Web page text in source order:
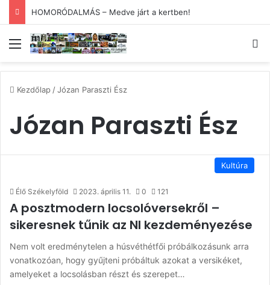
HOMORÓDALMÁS – Medve járt a kertben!
Menü
Kezdőlap/Józan Paraszti Ész
Józan Paraszti Ész
Kultúra
Élő Székelyföld 2023. április 11. 0 121
A posztmodern locsolóversekről –
sikeresnek tűnik az NI kezdeményezése
Nem volt eredménytelen a húsvéthétfői próbálkozásunk arra
vonatkozóan, hogy gyűjteni próbáltuk azokat a versikéket,
amelyeket a locsolásban részt és szerepet…